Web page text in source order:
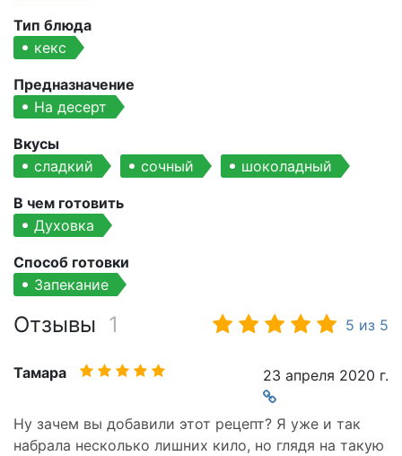
Тип блюда
кекс
Предназначение
На десерт
Вкусы
сладкий
сочный шоколадный
В чем готовить
Духовка
Способ готовки
Запекание
Отзывы 1 5 из 5
23 апреля 2020 г.
Тамара
Ну зачем вы добавили этот рецепт? Я уже и так
набрала несколько лишних кило, но глядя на такую